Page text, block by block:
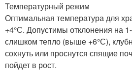
Температурный режим
Оптимальная температура для
+4°С. Допустимы отклонения на
слишком тепло (выше +6°С),
сохнуть или проснутся спящие
пойдет в рост.